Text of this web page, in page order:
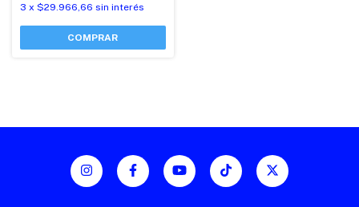
3 x $29.966,66 sin interés
COMPRAR